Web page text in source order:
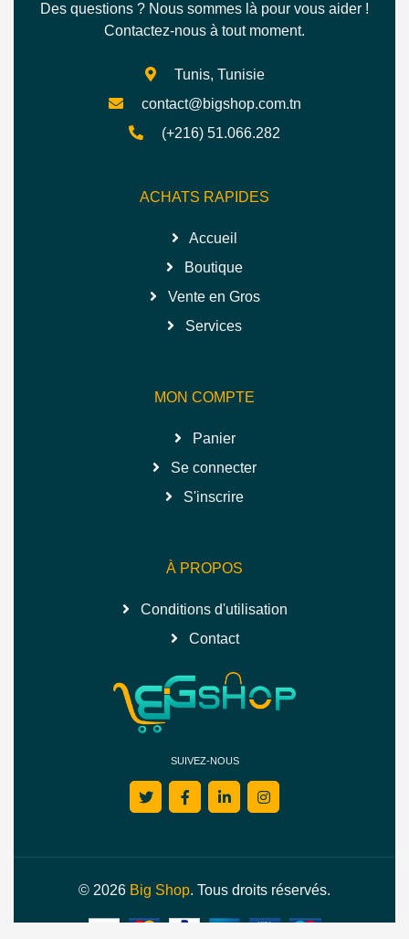
Des questions ? Nous sommes là pour vous aider !
Contactez-nous à tout moment.
Tunis, Tunisie
contact@bigshop.com.tn
(+216) 51.066.282
ACHATS RAPIDES
Accueil
Boutique
Vente en Gros
Services
MON COMPTE
Panier
Se connecter
S'inscrire
À PROPOS
Conditions d'utilisation
Contact
SUIVEZ-NOUS
© 2026 Big Shop. Tous droits réservés.